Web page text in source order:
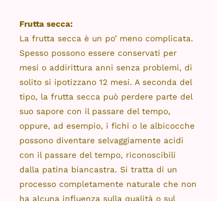
Frutta secca:
La frutta secca è un po’ meno complicata.
Spesso possono essere conservati per
mesi o addirittura anni senza problemi, di
solito si ipotizzano 12 mesi. A seconda del
tipo, la frutta secca può perdere parte del
suo sapore con il passare del tempo,
oppure, ad esempio, i fichi o le albicocche
possono diventare selvaggiamente acidi
con il passare del tempo, riconoscibili
dalla patina biancastra. Si tratta di un
processo completamente naturale che non
ha alcuna influenza sulla qualità o sul